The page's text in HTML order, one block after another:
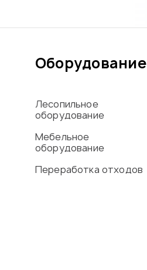
Оборудование
Лесопильное
оборудование
Мебельное
оборудование
Переработка отходов